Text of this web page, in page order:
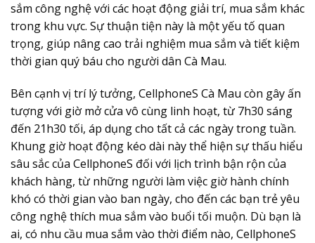
sắm công nghệ với các hoạt động giải trí, mua sắm khác
trong khu vực. Sự thuận tiện này là một yếu tố quan
trọng, giúp nâng cao trải nghiệm mua sắm và tiết kiệm
thời gian quý báu cho người dân Cà Mau.
Bên cạnh vị trí lý tưởng, CellphoneS Cà Mau còn gây ấn
tượng với giờ mở cửa vô cùng linh hoạt, từ 7h30 sáng
đến 21h30 tối, áp dụng cho tất cả các ngày trong tuần.
Khung giờ hoạt động kéo dài này thể hiện sự thấu hiểu
sâu sắc của CellphoneS đối với lịch trình bận rộn của
khách hàng, từ những người làm việc giờ hành chính
khó có thời gian vào ban ngày, cho đến các bạn trẻ yêu
công nghệ thích mua sắm vào buổi tối muộn. Dù bạn là
ai, có nhu cầu mua sắm vào thời điểm nào, CellphoneS